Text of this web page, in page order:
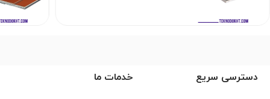
دسترسی سریع خدمات ما